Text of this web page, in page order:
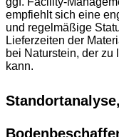
empfiehlt sich eine
und regelmäßige
Lieferzeiten der
bei Naturstein, der zu
kann.